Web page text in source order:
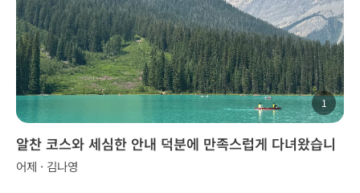
1
알찬 코스와 세심한 안내 덕분에 만족스럽게 다녀왔습니
다.
어제 · 김나영